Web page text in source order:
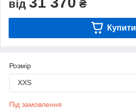
від ₴
Купити
Розмір
XXS
Під замовлення